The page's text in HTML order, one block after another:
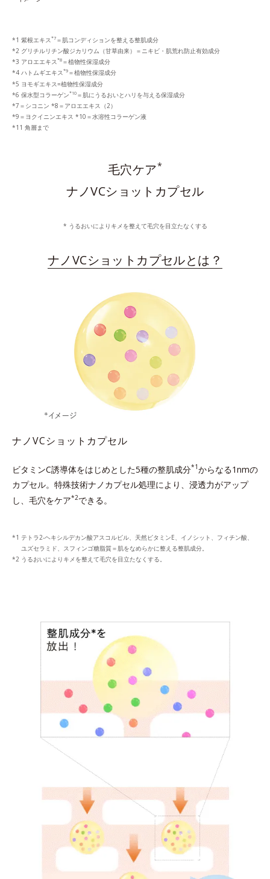
*1 紫根エキス*7 ＝肌コンディションを整える整肌成分
*2 グリチルリチン酸ジカリウム（甘草由来）＝ニキビ・肌荒れ防止有効成分
*3 アロエエキス*8 ＝植物性保湿成分
*4 ハトムギエキス*9 ＝植物性保湿成分
*5 ヨモギエキス=植物性保湿成分
*6 保水型コラーゲン*10 ＝肌にうるおいとハリを与える保湿成分
*7＝シコニン *8＝アロエエキス（2）
*9＝ヨクイニンエキス *10＝水溶性コラーゲン液
*11 角層まで
毛穴ケア*
ナノVCショットカプセル
* うるおいによりキメを整えて毛穴を目立たなくする
ナノVCショットカプセルとは？
ナノVCショットカプセル
ビタミンC誘導体をはじめとした5種の整肌成分*1からなる1nmの
カプセル。 特殊技術ナノカプセル処理により、浸透力がアップ
し、毛穴をケア*2できる。
テトラ2-ヘキシルデカン酸アスコルビル、天然ビタミンE、イノシット、フィチン酸、
ユズセラミド、スフィンゴ糖脂質＝肌をなめらかに整える整肌成分。
うるおいによりキメを整えて毛穴を目立たなくする。